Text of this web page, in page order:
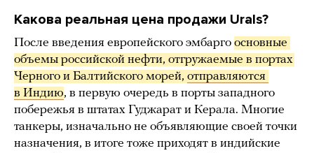
Какова реальная цена продажи Urals?
После введения европейского эмбарго основные
объемы российской нефти, отгружаемые в портах
Черного и Балтийского морей, отправляются
в Индию, в первую очередь в порты западного
побережья в штатах Гуджарат и Керала. Многие
танкеры, изначально не объявляющие своей точки
назначения, в итоге тоже приходят в индийские